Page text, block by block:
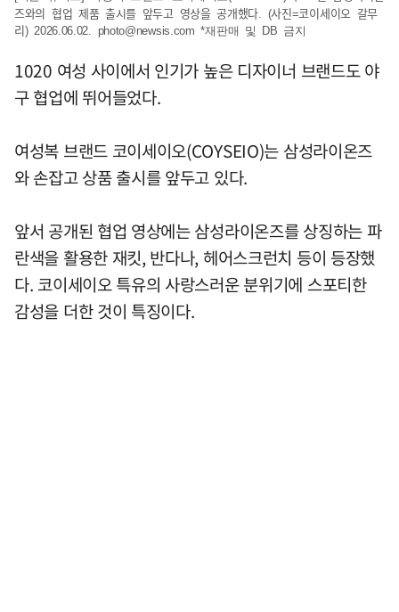
즈와의 협업 제품 출시를 앞두고 영상을 공개했다. (사진=코이세이오 갈무
리) 2026.06.02. photo@newsis.com *재판매 및 DB 금지
1020 여성 사이에서 인기가 높은 디자이너 브랜드도 야
구 협업에 뛰어들었다.
여성복 브랜드 코이세이오(COYSEIO)는 삼성라이온즈
와 손잡고 상품 출시를 앞두고 있다.
앞서 공개된 협업 영상에는 삼성라이온즈를 상징하는 파
란색을 활용한 재킷, 반다나, 헤어스크런치 등이 등장했
다. 코이세이오 특유의 사랑스러운 분위기에 스포티한
감성을 더한 것이 특징이다.